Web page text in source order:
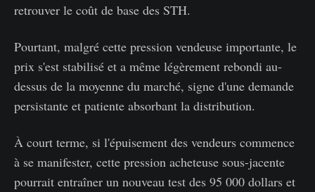
retrouver le coût de base des STH.
Pourtant, malgré cette pression vendeuse importante, le
prix s'est stabilisé et a même légèrement rebondi au-
dessus de la moyenne du marché, signe d'une demande
persistante et patiente absorbant la distribution.
À court terme, si l'épuisement des vendeurs commence
à se manifester, cette pression acheteuse sous-jacente
pourrait entraîner un nouveau test des 95 000 dollars et